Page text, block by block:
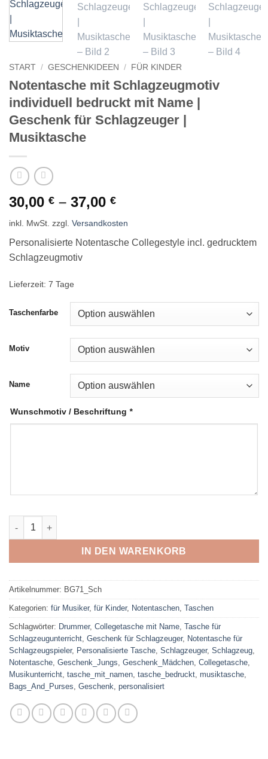
START / GESCHENKIDEEN / FÜR KINDER
Notentasche mit Schlagzeugmotiv
individuell bedruckt mit Name |
Geschenk für Schlagzeuger |
Musiktasche
30,00 € – 37,00 €
inkl. MwSt. zzgl. Versandkosten
Personalisierte Notentasche Collegestyle incl. gedrucktem
Schlagzeugmotiv
Lieferzeit: 7 Tage
Taschenfarbe
Motiv
Name
Wunschmotiv / Beschriftung *
Notentasche mit Schlagzeugmotiv individuell bedruckt mit
IN DEN WARENKORB
Artikelnummer: BG71_Sch
Kategorien: für Musiker, für Kinder, Notentaschen, Taschen
Schlagwörter: Drummer, Collegetasche mit Name, Tasche für
Schlagzeugunterricht, Geschenk für Schlagzeuger, Notentasche für
Schlagzeugspieler, Personalisierte Tasche, Schlagzeuger, Schlagzeug,
Notentasche, Geschenk_Jungs, Geschenk_Mädchen, Collegetasche,
Musikunterricht, tasche_mit_namen, tasche_bedruckt, musiktasche,
Bags_And_Purses, Geschenk, personalisiert